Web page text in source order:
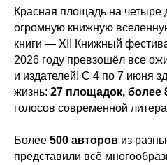
Красная площадь на четыре
огромную книжную
книги — XII Книжный
2026 году превзошёл все
и издателей! С 4 по 7 июня
жизнь: 27 площадок, более
голосов современной
Более 500 авторов из
представили всё